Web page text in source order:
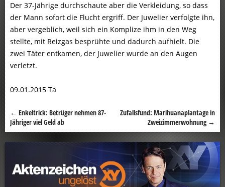
Der 37-Jährige durchschaute aber die Verkleidung, so dass
der Mann sofort die Flucht ergriff. Der Juwelier verfolgte ihn,
aber vergeblich, weil sich ein Komplize ihm in den Weg
stellte, mit Reizgas besprühte und dadurch aufhielt. Die
zwei Täter entkamen, der Juwelier wurde an den Augen
verletzt.
09.01.2015 Ta
Beitragsnavigation
← Enkeltrick: Betrüger nehmen 87-
Jähriger viel Geld ab
Zufallsfund: Marihuanaplantage in
Zweizimmerwohnung →